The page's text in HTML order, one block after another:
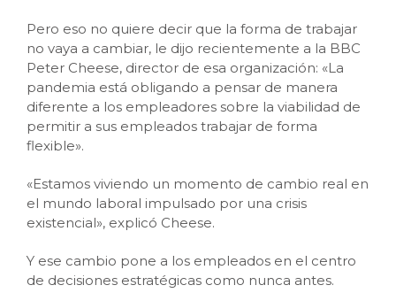
Pero eso no quiere decir que la forma de trabajar
no vaya a cambiar, le dijo recientemente a la BBC
Peter Cheese, director de esa organización: «La
pandemia está obligando a pensar de manera
diferente a los empleadores sobre la viabilidad de
permitir a sus empleados trabajar de forma
flexible».
«Estamos viviendo un momento de cambio real en
el mundo laboral impulsado por una crisis
existencial», explicó Cheese.
Y ese cambio pone a los empleados en el centro
de decisiones estratégicas como nunca antes.